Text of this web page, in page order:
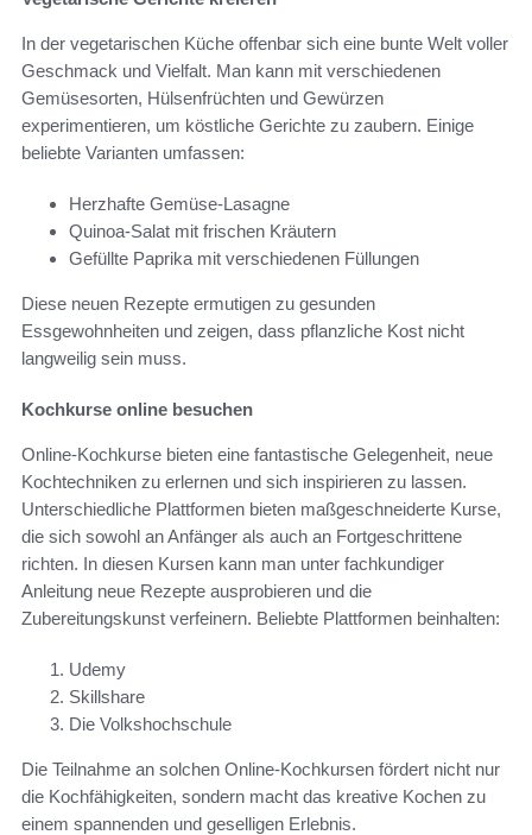
In der vegetarischen Küche offenbar sich eine bunte Welt voller
Geschmack und Vielfalt. Man kann mit verschiedenen
Gemüsesorten, Hülsenfrüchten und Gewürzen
experimentieren, um köstliche Gerichte zu zaubern. Einige
beliebte Varianten umfassen:
Herzhafte Gemüse-Lasagne
Quinoa-Salat mit frischen Kräutern
Gefüllte Paprika mit verschiedenen Füllungen
Diese neuen Rezepte ermutigen zu gesunden
Essgewohnheiten und zeigen, dass pflanzliche Kost nicht
langweilig sein muss.
Kochkurse online besuchen
Online-Kochkurse bieten eine fantastische Gelegenheit, neue
Kochtechniken zu erlernen und sich inspirieren zu lassen.
Unterschiedliche Plattformen bieten maßgeschneiderte Kurse,
die sich sowohl an Anfänger als auch an Fortgeschrittene
richten. In diesen Kursen kann man unter fachkundiger
Anleitung neue Rezepte ausprobieren und die
Zubereitungskunst verfeinern. Beliebte Plattformen beinhalten:
Udemy
Skillshare
Die Volkshochschule
Die Teilnahme an solchen Online-Kochkursen fördert nicht nur
die Kochfähigkeiten, sondern macht das kreative Kochen zu
einem spannenden und geselligen Erlebnis.